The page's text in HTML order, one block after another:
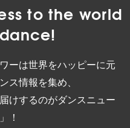
to the world
ーは世界をハッピーに元
ス情報を集め、
けするのがダンスニュー
！